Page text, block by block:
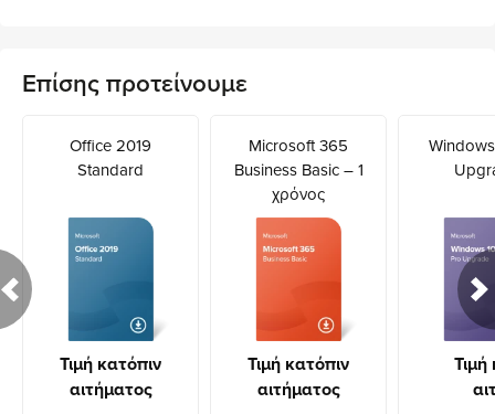
Επίσης προτείνουμε
Office 2019
Standard
Τιμή κατόπιν
αιτήματος
Microsoft 365
Business Basic – 1
χρόνος
Τιμή κατόπιν
αιτήματος
Τιμή